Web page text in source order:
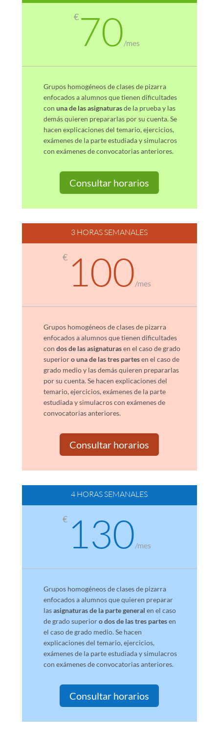
€ 70/mes
Grupos homogéneos de clases de pizarra
enfocados a alumnos que tienen dificultades
con una de las asignaturasde la prueba y las
demás quieren prepararlas por su cuenta. Se
hacen explicaciones del temario, ejercicios,
exámenes de la parte estudiada y simulacros
con exámenes de convocatorias anteriores.
Consultar horarios
3 HORAS SEMANALES
€ 100/mes
Grupos homogéneos de clases de pizarra
enfocados a alumnos que tienen dificultades
con dos de las asignaturasen el caso de grado
superioro una de las tres partesen el caso de
grado medio y las demás quieren prepararlas
por su cuenta. Se hacen explicaciones del
temario, ejercicios, exámenes de la parte
estudiada y simulacros con exámenes de
convocatorias anteriores.
Consultar horarios
4 HORAS SEMANALES
€ 130/mes
Grupos homogéneos de clases de pizarra
enfocados a alumnos que quieren preparar
lasasignaturas de la parte general en el caso
de grado superioro dos de las tres partesen
el caso de grado medio. Se hacen
explicaciones del temario, ejercicios,
exámenes de la parte estudiada y simulacros
con exámenes de convocatorias anteriores.
Consultar horarios